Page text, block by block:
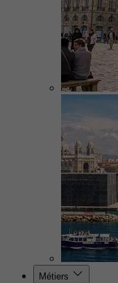
Métiers